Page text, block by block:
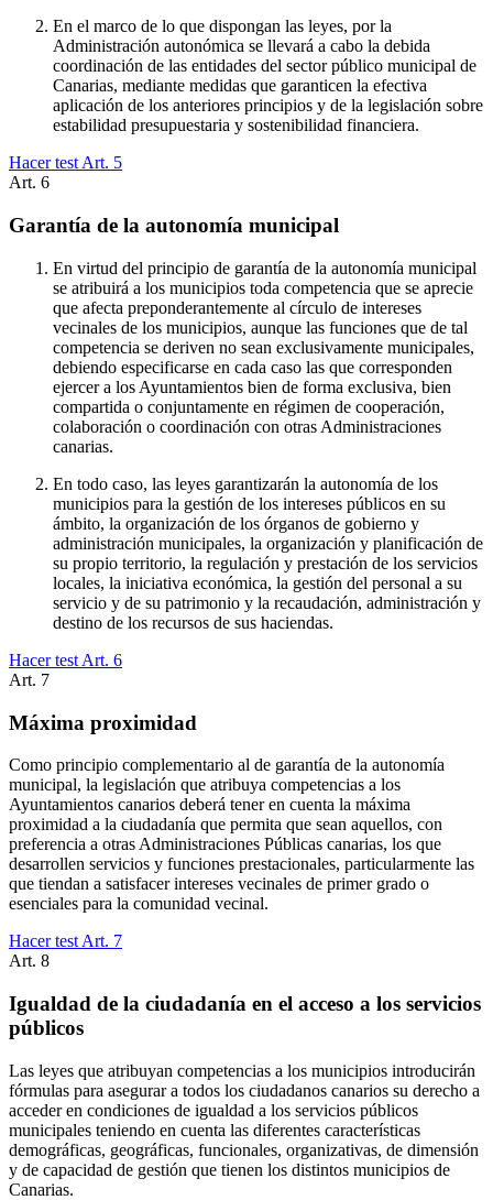
En el marco de lo que dispongan las leyes, por la
Administración autonómica se llevará a cabo la debida
coordinación de las entidades del sector público municipal de
Canarias, mediante medidas que garanticen la efectiva
aplicación de los anteriores principios y de la legislación sobre
estabilidad presupuestaria y sostenibilidad financiera.
Hacer test Art. 5
Art. 6
Garantía de la autonomía municipal
En virtud del principio de garantía de la autonomía municipal
se atribuirá a los municipios toda competencia que se aprecie
que afecta preponderantemente al círculo de intereses
vecinales de los municipios, aunque las funciones que de tal
competencia se deriven no sean exclusivamente municipales,
debiendo especificarse en cada caso las que corresponden
ejercer a los Ayuntamientos bien de forma exclusiva, bien
compartida o conjuntamente en régimen de cooperación,
colaboración o coordinación con otras Administraciones
canarias.
En todo caso, las leyes garantizarán la autonomía de los
municipios para la gestión de los intereses públicos en su
ámbito, la organización de los órganos de gobierno y
administración municipales, la organización y planificación de
su propio territorio, la regulación y prestación de los servicios
locales, la iniciativa económica, la gestión del personal a su
servicio y de su patrimonio y la recaudación, administración y
destino de los recursos de sus haciendas.
Hacer test Art. 6
Art. 7
Máxima proximidad
Como principio complementario al de garantía de la autonomía
municipal, la legislación que atribuya competencias a los
Ayuntamientos canarios deberá tener en cuenta la máxima
proximidad a la ciudadanía que permita que sean aquellos, con
preferencia a otras Administraciones Públicas canarias, los que
desarrollen servicios y funciones prestacionales, particularmente las
que tiendan a satisfacer intereses vecinales de primer grado o
esenciales para la comunidad vecinal.
Hacer test Art. 7
Art. 8
Igualdad de la ciudadanía en el acceso a los servicios
públicos
Las leyes que atribuyan competencias a los municipios introducirán
fórmulas para asegurar a todos los ciudadanos canarios su derecho a
acceder en condiciones de igualdad a los servicios públicos
municipales teniendo en cuenta las diferentes características
demográficas, geográficas, funcionales, organizativas, de dimensión
y de capacidad de gestión que tienen los distintos municipios de
Canarias.